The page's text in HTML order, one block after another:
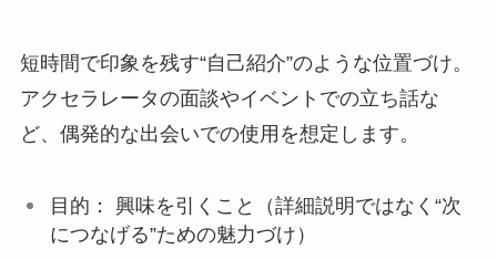
短時間で印象を残す“自己紹介”のような位置づけ。
アクセラレータの面談やイベントでの立ち話な
ど、偶発的な出会いでの使用を想定します。
目的： 興味を引くこと（詳細説明ではなく“次
につなげる”ための魅力づけ）